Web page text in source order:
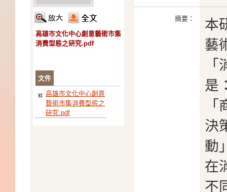
高雄市文化中心創意藝術市集
消費型態之研究.pdf
文件
高雄市文化中心創意
藝術市集消費型態之
研究.pdf
摘要：
本
藝
是
決
動
在
不